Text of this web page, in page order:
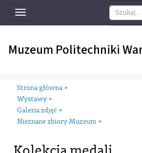
Toggle
navigation
Muzeum Politechniki
Strona główna »
Wystawy »
Galeria zdjęć »
Nieznane zbiory Muzeum »